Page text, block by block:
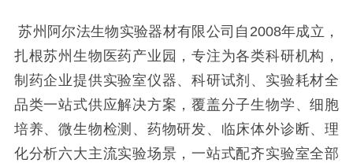
苏州阿尔法生物实验器材有限公司自2008年成立，
扎根苏州生物医药产业园，专注为各类科研机构，
制药企业提供实验室仪器、科研试剂、实验耗材全
品类一站式供应解决方案，覆盖分子生物学、细胞
培养、微生物检测、药物研发、临床体外诊断、理
化分析六大主流实验场景，一站式配齐实验室全部